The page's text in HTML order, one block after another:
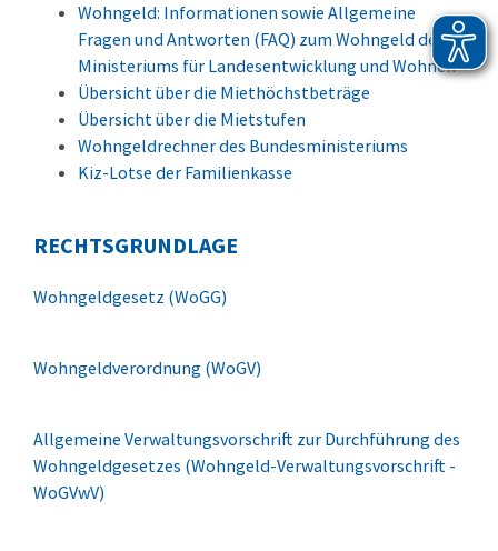
Wohngeld: Informationen sowie Allgemeine
Fragen und Antworten (FAQ) zum Wohngeld des
Ministeriums für Landesentwicklung und Wohnen
Übersicht über die Miethöchstbeträge
Übersicht über die Mietstufen
Wohngeldrechner des Bundesministeriums
Kiz-Lotse der Familienkasse
RECHTSGRUNDLAGE
Wohngeldgesetz (WoGG)
Wohngeldverordnung (WoGV)
Allgemeine Verwaltungsvorschrift zur Durchführung des
Wohngeldgesetzes (Wohngeld-Verwaltungsvorschrift -
WoGVwV)